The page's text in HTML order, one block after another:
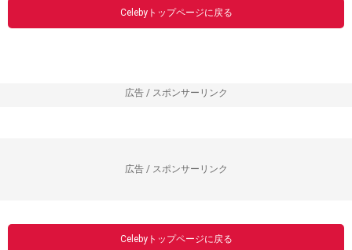
Celebyトップページに戻る
広告 / スポンサーリンク
広告 / スポンサーリンク
Celebyトップページに戻る